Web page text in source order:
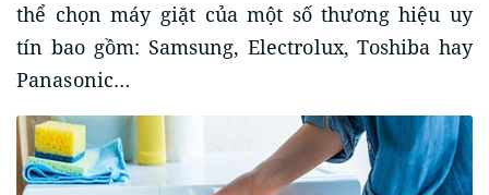
thể chọn máy giặt của một số thương hiệu uy
tín bao gồm: Samsung, Electrolux, Toshiba hay
Panasonic…